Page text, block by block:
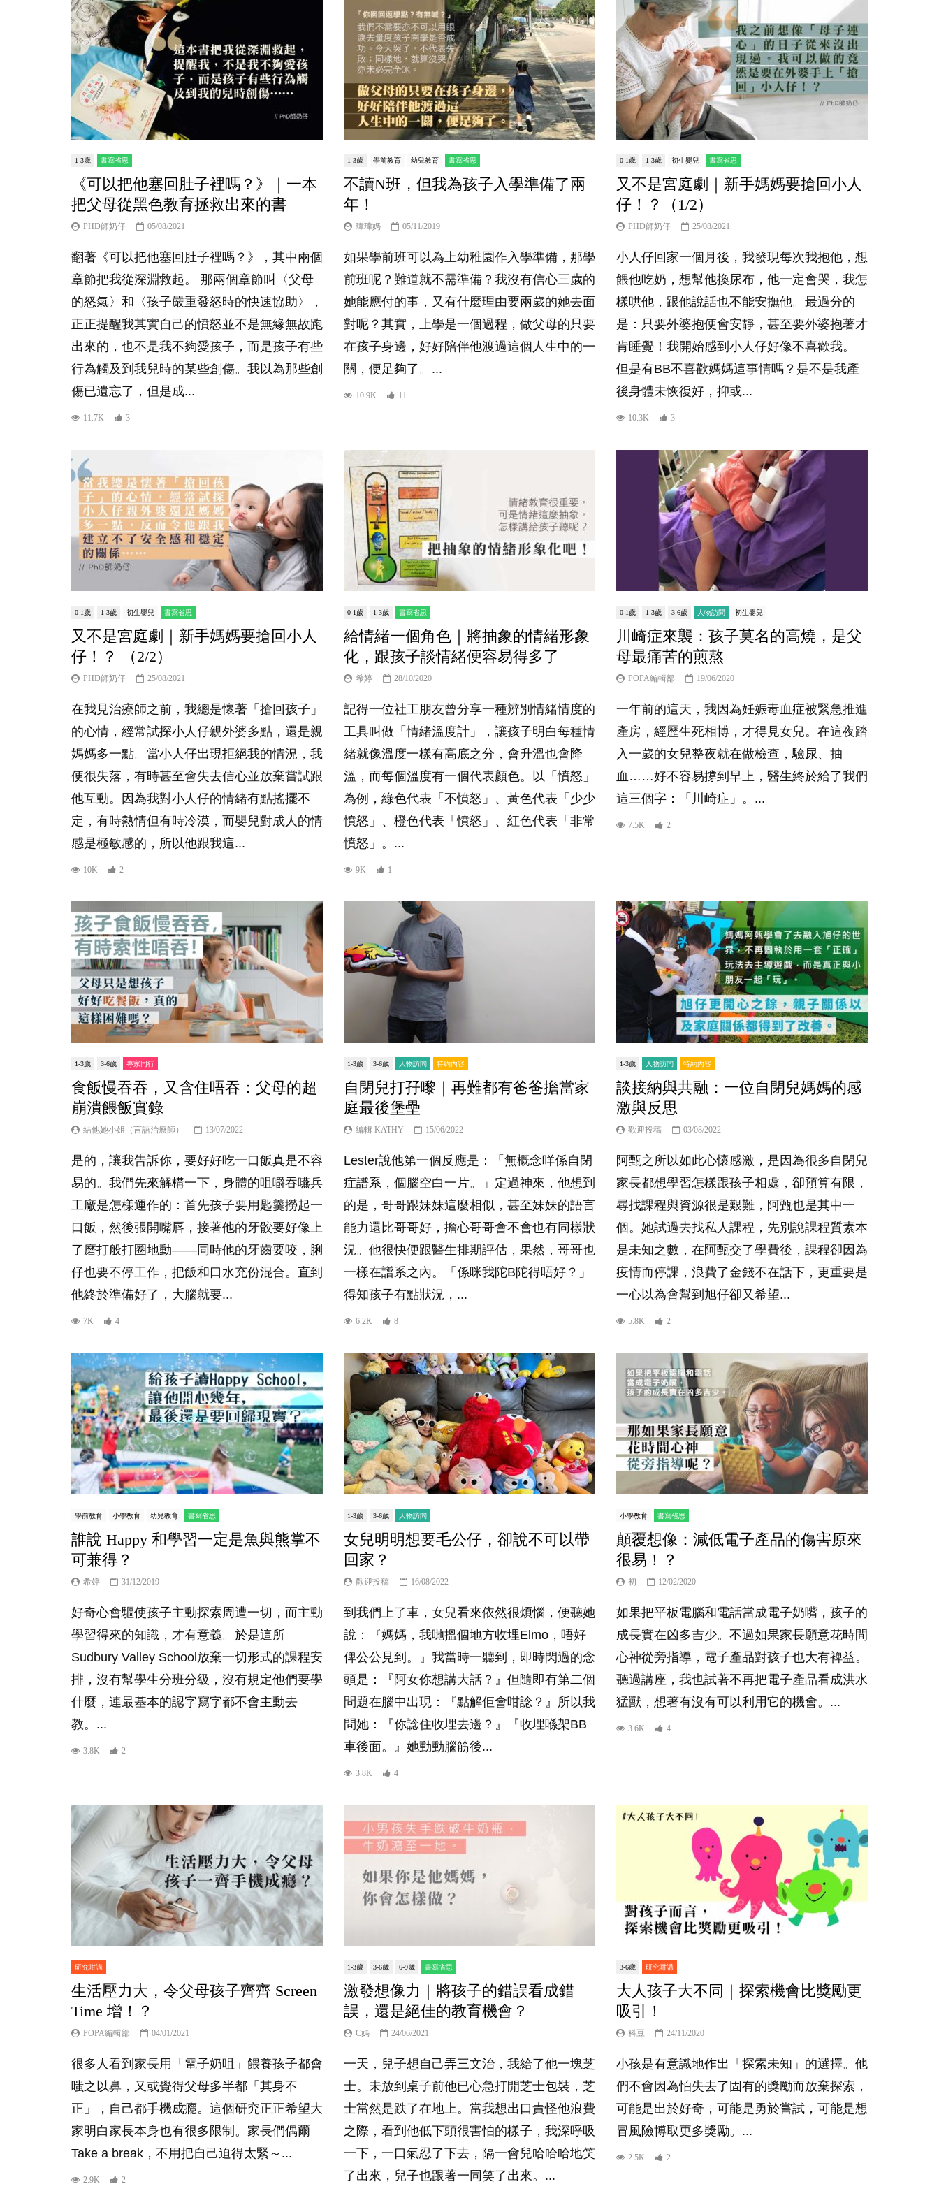
1-3歲 書寫省思
《可以把他塞回肚子裡嗎？》｜一本
把父母從黑色教育拯救出來的書
PHD師奶仔 05/08/2021
翻著《可以把他塞回肚子裡嗎？》，其中兩個
章節把我從深淵救起。 那兩個章節叫〈父母
的怒氣〉和〈孩子嚴重發怒時的快速協助〉，
正正提醒我其實自己的憤怒並不是無緣無故跑
出來的，也不是我不夠愛孩子，而是孩子有些
行為觸及到我兒時的某些創傷。我以為那些創
傷已遺忘了，但是成...
11.7K 3
1-3歲 學前教育 幼兒教育 書寫省思
不讀N班，但我為孩子入學準備了兩
年！
瑋瑋媽 05/11/2019
如果學前班可以為上幼稚園作入學準備，那學
前班呢？難道就不需準備？我沒有信心三歲的
她能應付的事，又有什麼理由要兩歲的她去面
對呢？其實，上學是一個過程，做父母的只要
在孩子身邊，好好陪伴他渡過這個人生中的一
關，便足夠了。...
10.9K 11
0-1歲 1-3歲 初生嬰兒 書寫省思
又不是宮庭劇｜新手媽媽要搶回小人
仔！？（1/2）
PHD師奶仔 25/08/2021
小人仔回家一個月後，我發現每次我抱他，想
餵他吃奶，想幫他換尿布，他一定會哭，我怎
樣哄他，跟他說話也不能安撫他。最過分的
是：只要外婆抱便會安靜，甚至要外婆抱著才
肯睡覺！我開始感到小人仔好像不喜歡我。
但是有BB不喜歡媽媽這事情嗎？是不是我產
後身體未恢復好，抑或...
10.3K 3
0-1歲 1-3歲 初生嬰兒 書寫省思
又不是宮庭劇｜新手媽媽要搶回小人
仔！？ （2/2）
PHD師奶仔 25/08/2021
在我見治療師之前，我總是懷著「搶回孩子」
的心情，經常試探小人仔親外婆多點，還是親
媽媽多一點。當小人仔出現拒絕我的情況，我
便很失落，有時甚至會失去信心並放棄嘗試跟
他互動。因為我對小人仔的情緒有點搖擺不
定，有時熱情但有時冷漠，而嬰兒對成人的情
感是極敏感的，所以他跟我這...
10K 2
0-1歲 1-3歲 書寫省思
給情緒一個角色｜將抽象的情緒形象
化，跟孩子談情緒便容易得多了
希婷 28/10/2020
記得一位社工朋友曾分享一種辨別情緒情度的
工具叫做「情緒溫度計」，讓孩子明白每種情
緒就像溫度一樣有高底之分，會升溫也會降
溫，而每個溫度有一個代表顏色。以「憤怒」
為例，綠色代表「不憤怒」、黃色代表「少少
憤怒」、橙色代表「憤怒」、紅色代表「非常
憤怒」。...
9K 1
0-1歲 1-3歲 3-6歲 人物訪問 初生嬰兒
川崎症來襲：孩子莫名的高燒，是父
母最痛苦的煎熬
POPA編輯部 19/06/2020
一年前的這天，我因為妊娠毒血症被緊急推進
產房，經歷生死相博，才得見女兒。在這夜踏
入一歲的女兒整夜就在做檢查，驗尿、抽
血……好不容易撐到早上，醫生終於給了我們
這三個字：「川崎症」。...
7.5K 2
1-3歲 3-6歲 專家同行
食飯慢吞吞，又含住唔吞：父母的超
崩潰餵飯實錄
結他她小姐（言語治療師） 13/07/2022
是的，讓我告訴你，要好好吃一口飯真是不容
易的。我們先來解構一下，身體的咀嚼吞嚥兵
工廠是怎樣運作的：首先孩子要用匙羹撈起一
口飯，然後張開嘴唇，接著他的牙骹要好像上
了磨打般打圈地動——同時他的牙齒要咬，脷
仔也要不停工作，把飯和口水充份混合。直到
他終於準備好了，大腦就要...
7K 4
1-3歲 3-6歲 人物訪問 特約內容
自閉兒打孖嚟｜再難都有爸爸擔當家
庭最後堡壘
編輯 KATHY 15/06/2022
Lester說他第一個反應是：「無概念咩係自閉
症譜系，個腦空白一片。」定過神來，他想到
的是，哥哥跟妹妹這麼相似，甚至妹妹的語言
能力還比哥哥好，擔心哥哥會不會也有同樣狀
況。他很快便跟醫生排期評估，果然，哥哥也
一樣在譜系之內。「係咪我陀B陀得唔好？」
得知孩子有點狀況，...
6.2K 8
1-3歲 人物訪問 特約內容
談接納與共融：一位自閉兒媽媽的感
激與反思
歡迎投稿 03/08/2022
阿甄之所以如此心懷感激，是因為很多自閉兒
家長都想學習怎樣跟孩子相處，卻預算有限，
尋找課程與資源很是艱難，阿甄也是其中一
個。她試過去找私人課程，先別說課程質素本
是未知之數，在阿甄交了學費後，課程卻因為
疫情而停課，浪費了金錢不在話下，更重要是
一心以為會幫到旭仔卻又希望...
5.8K 2
學前教育 小學教育 幼兒教育 書寫省思
誰說 Happy 和學習一定是魚與熊掌不
可兼得？
希婷 31/12/2019
好奇心會驅使孩子主動探索周遭一切，而主動
學習得來的知識，才有意義。於是這所
Sudbury Valley School放棄一切形式的課程安
排，沒有幫學生分班分級，沒有規定他們要學
什麼，連最基本的認字寫字都不會主動去
教。...
3.8K 2
1-3歲 3-6歲 人物訪問
女兒明明想要毛公仔，卻說不可以帶
回家？
歡迎投稿 16/08/2022
到我們上了車，女兒看來依然很煩惱，便聽她
說：『媽媽，我哋搵個地方收埋Elmo，唔好
俾公公見到。』我當時一聽到，即時閃過的念
頭是：『阿女你想講大話？』但隨即有第二個
問題在腦中出現：『點解佢會咁諗？』所以我
問她：『你諗住收埋去邊？』『收埋喺架BB
車後面。』她動動腦筋後...
3.8K 4
小學教育 書寫省思
顛覆想像：減低電子產品的傷害原來
很易！？
初 12/02/2020
如果把平板電腦和電話當成電子奶嘴，孩子的
成長實在凶多吉少。不過如果家長願意花時間
心神從旁指導，電子產品對孩子也大有裨益。
聽過講座，我也試著不再把電子產品看成洪水
猛獸，想著有沒有可以利用它的機會。...
3.6K 4
研究咁講
生活壓力大，令父母孩子齊齊 Screen
Time 增！？
POPA編輯部 04/01/2021
很多人看到家長用「電子奶咀」餵養孩子都會
嗤之以鼻，又或覺得父母多半都「其身不
正」，自己都手機成癮。這個研究正正希望大
家明白家長本身也有很多限制。家長們偶爾
Take a break，不用把自己迫得太緊～...
2.9K 2
1-3歲 3-6歲 6-9歲 書寫省思
激發想像力｜將孩子的錯誤看成錯
誤，還是絕佳的教育機會？
C媽 24/06/2021
一天，兒子想自己弄三文治，我給了他一塊芝
士。未放到桌子前他已心急打開芝士包裝，芝
士當然是跌了在地上。當我想出口責怪他浪費
之際，看到他低下頭很害怕的樣子，我深呼吸
一下，一口氣忍了下去，隔一會兒哈哈哈地笑
了出來，兒子也跟著一同笑了出來。...
3-6歲 研究咁講
大人孩子大不同｜探索機會比獎勵更
吸引！
科豆 24/11/2020
小孩是有意識地作出「探索未知」的選擇。他
們不會因為怕失去了固有的獎勵而放棄探索，
可能是出於好奇，可能是勇於嘗試，可能是想
冒風險博取更多獎勵。...
2.5K 2